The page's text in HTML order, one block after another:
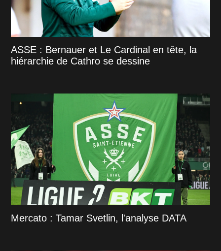
ASSE : Bernauer et Le Cardinal en tête, la
hiérarchie de Cathro se dessine
Mercato : Tamar Svetlin, l'analyse DATA